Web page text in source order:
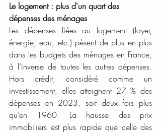
Le logement : plus d'un quart des
dépenses des ménages
Les dépenses liées au logement (loyer,
énergie, eau, etc.) pèsent de plus en plus
dans les budgets des ménages en France,
à l’inverse de toutes les autres dépenses.
Hors crédit, considéré comme un
investissement, elles atteignent 27 % des
dépenses en 2023, soit deux fois plus
qu’en 1960. La hausse des prix
immobiliers est plus rapide que celle des